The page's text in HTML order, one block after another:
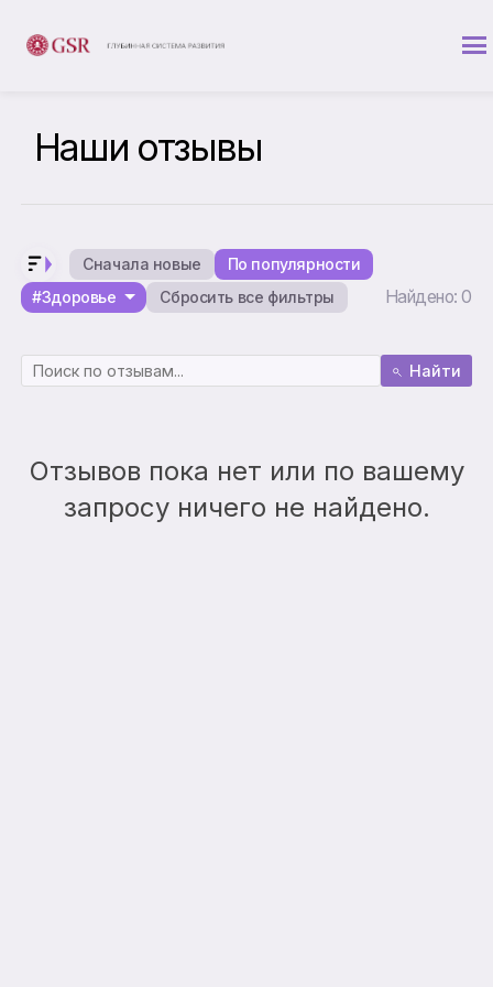
Наши отзывы
Сначала новые
По популярности
#Здоровье
Сбросить все фильтры Найдено: 0
Найти
Отзывов пока нет или по вашему
запросу ничего не найдено.